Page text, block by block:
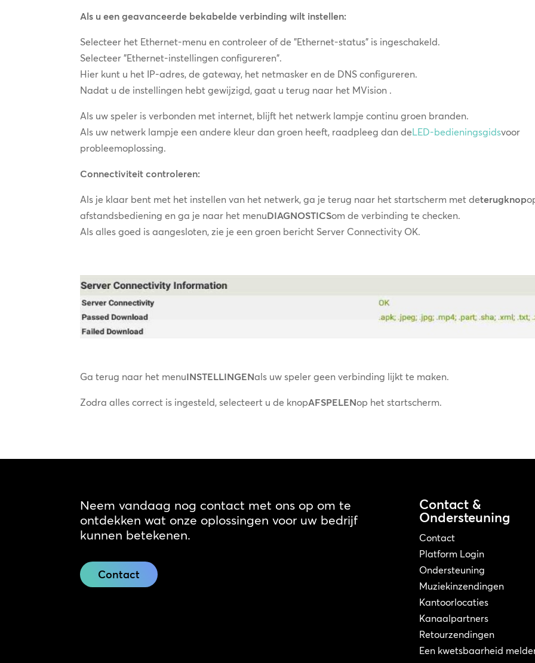
Als u een geavanceerde bekabelde verbinding wilt instellen:
Selecteer het Ethernet-menu en controleer of de "Ethernet-status" is ingeschakeld.
Selecteer "Ethernet-instellingen configureren".
Hier kunt u het IP-adres, de gateway, het netmasker en de DNS configureren.
Nadat u de instellingen hebt gewijzigd, gaat u terug naar het MVision .
Als uw speler is verbonden met internet, blijft het netwerk lampje continu groen branden.
Als uw netwerk lampje een andere kleur dan groen heeft, raadpleeg dan deLED-bedieningsgidsvoor
probleemoplossing.
Connectiviteit controleren:
Als je klaar bent met het instellen van het netwerk, ga je terug naar het startscherm met deterugknop
afstandsbediening en ga je naar het menuDIAGNOSTICSom de verbinding te checken.
Als alles goed is aangesloten, zie je een groen bericht Server Connectivity OK.
Ga terug naar het menuINSTELLINGENals uw speler geen verbinding lijkt te maken.
Zodra alles correct is ingesteld, selecteert u de knopAFSPELENop het startscherm.
Neem vandaag nog contact met ons op om te
ontdekken wat onze oplossingen voor uw bedrijf
kunnen betekenen.
Contact
Contact &
Ondersteuning
Contact
Platform Login
Ondersteuning
Muziekinzendingen
Kantoorlocaties
Kanaalpartners
Retourzendingen
Een kwetsbaarheid